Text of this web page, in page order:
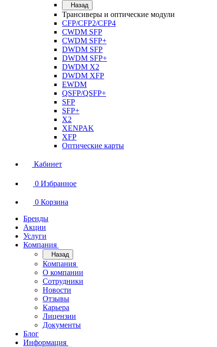
Назад
Трансиверы и оптические модули
CFP/CFP2/CFP4
CWDM SFP
CWDM SFP+
DWDM SFP
DWDM SFP+
DWDM X2
DWDM XFP
EWDM
QSFP/QSFP+
SFP
SFP+
X2
XENPAK
XFP
Оптические карты
Кабинет
0 Избранное
0 Корзина
Бренды
Акции
Услуги
Компания
Назад
Компания
О компании
Сотрудники
Новости
Отзывы
Карьера
Лицензии
Документы
Блог
Информация